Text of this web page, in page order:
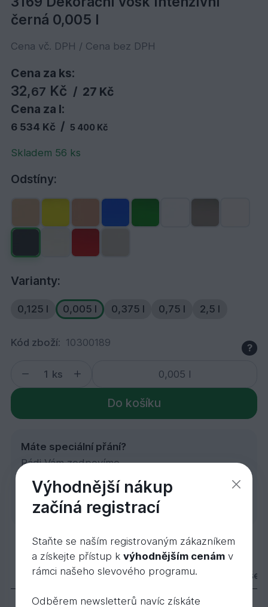
černá 0,005 l
Cena vč. DPH / Cena bez DPH
Cena za ks:
32,67 Kč / 27 Kč
Cena za l:
6 534 Kč / 5 400 Kč
Skladem 56 ks
Odstíny:
Varianty:
0,125 l 0,005 l 0,375 l 0,75 l 2,5 l
Kód zboží: 10300189 ?
ks
Do košíku
Máte speciální přání?
Rádi Vám zodpovíme
individuální dotazy, odborně
poradíme nebo uděláme
zakázkovou kalkulaci.
Poptávka
3169 Dekorační vosk intenzivní černá 0,005 l
32, 67 Kč
Popis Varianty Parametry
Výhodnější nákup
začíná registrací
Staňte se naším registrovaným zákazníkem
a získejte přístup k výhodnějším cenámv
rámci našeho slevového programu.
Odběrem newsletterů navíc získáte